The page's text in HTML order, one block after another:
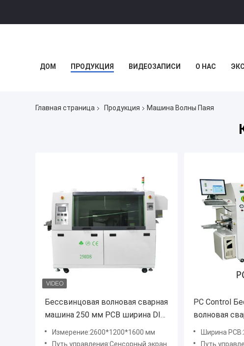
ДОМ ПРОДУКЦИЯ ВИДЕОЗАПИСИ О НАС
Главная страница Продукция Машина Волны Паяя
Бессвинцовая волновая сварная
машина 250 мм PCB ширина DIP
производственная линия
Измерение:2600*1200*1600 мм
Путь управления:Сенсорный экран
PC Control
волновая
PC250DS,
Ширина PCB:250
Путь